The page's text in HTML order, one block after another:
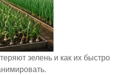
зелень и как их быстро